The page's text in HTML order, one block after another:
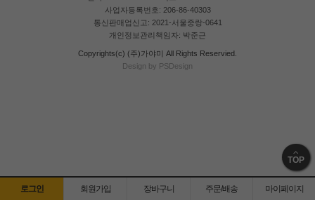
사업자등록번호: 206-86-40303
통신판매업신고: 2021-서울중랑-0641
개인정보관리책임자: 박준근
Copyrights(c) (주)가야미 All Rights Reservied.
Design by PSDesign
TOP
로그인 회원가입 장바구니 주문/배송 마이페이지